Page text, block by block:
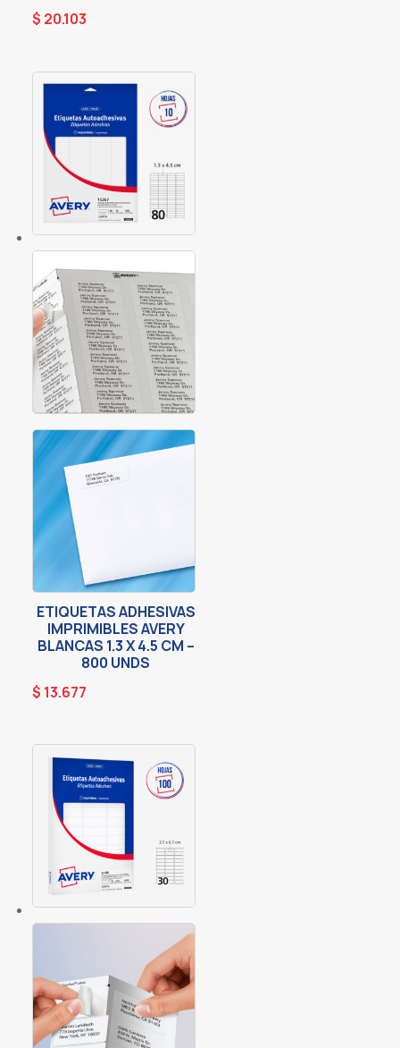
$ 20.103
ETIQUETAS ADHESIVAS
IMPRIMIBLES AVERY
BLANCAS 1.3 X 4.5 CM –
800 UNDS
$ 13.677